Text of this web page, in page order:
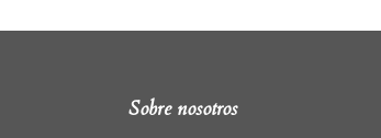
Sobre nosotros